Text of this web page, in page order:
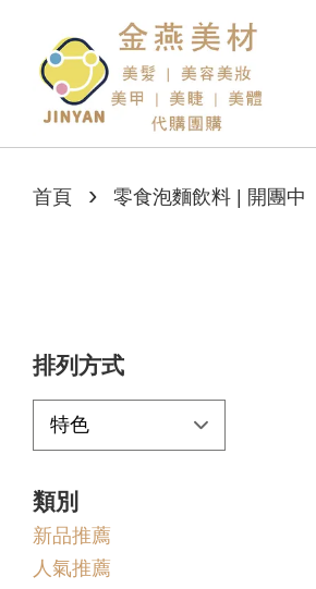
首頁 › 零食泡麵飲料 | 開團中
排列方式
類別
新品推薦
人氣推薦